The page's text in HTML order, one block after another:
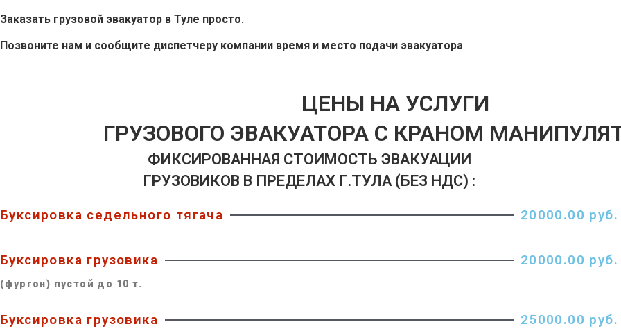
Заказать грузовой эвакуатор в Туле просто.
Позвоните нам и сообщите диспетчеру компании время и место подачи эвакуатора
ЦЕНЫ НА УСЛУГИ
ГРУЗОВОГО ЭВАКУАТОРА С КРАНОМ
ФИКСИРОВАННАЯ СТОИМОСТЬ ЭВАКУАЦИИ
ГРУЗОВИКОВ В ПРЕДЕЛАХ Г.ТУЛА (БЕЗ НДС) :
Буксировка седельного тягача 20000.00 руб.
Буксировка грузовика 20000.00 руб.
(фургон) пустой до 10 т.
Буксировка грузовика 25000.00 руб.